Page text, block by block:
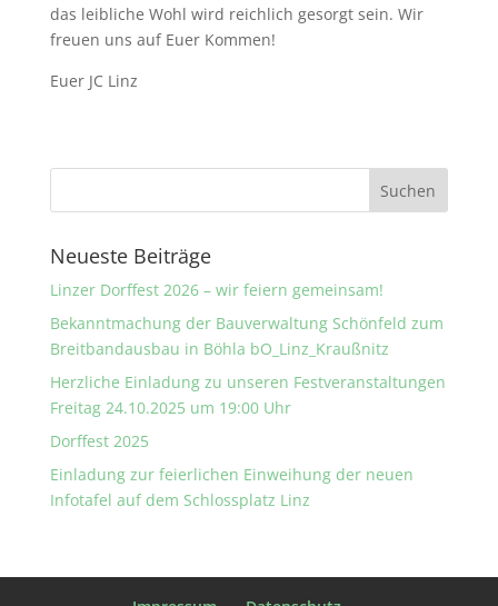
das leibliche Wohl wird reichlich gesorgt sein. Wir
freuen uns auf Euer Kommen!
Euer JC Linz
Neueste Beiträge
Linzer Dorffest 2026 – wir feiern gemeinsam!
Bekanntmachung der Bauverwaltung Schönfeld zum
Breitbandausbau in Böhla bO_Linz_Kraußnitz
Herzliche Einladung zu unseren Festveranstaltungen
Freitag 24.10.2025 um 19:00 Uhr
Dorffest 2025
Einladung zur feierlichen Einweihung der neuen
Infotafel auf dem Schlossplatz Linz